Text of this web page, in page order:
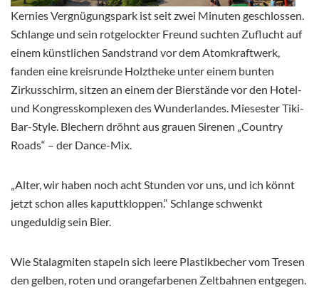
Kernies Vergnügungspark ist seit zwei Minuten geschlossen.
Schlange und sein rotgelockter Freund suchten Zuflucht auf
einem künstlichen Sandstrand vor dem Atomkraftwerk,
fanden eine kreisrunde Holztheke unter einem bunten
Zirkusschirm, sitzen an einem der Bierstände vor den Hotel-
und Kongresskomplexen des Wunderlandes. Miesester Tiki-
Bar-Style. Blechern dröhnt aus grauen Sirenen „Country
Roads“ – der Dance-Mix.
„Alter, wir haben noch acht Stunden vor uns, und ich könnt
jetzt schon alles kaputtkloppen.“ Schlange schwenkt
ungeduldig sein Bier.
Wie Stalagmiten stapeln sich leere Plastikbecher vom Tresen
den gelben, roten und orangefarbenen Zeltbahnen entgegen.